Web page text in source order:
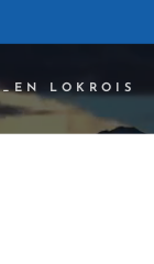
LOKROIS